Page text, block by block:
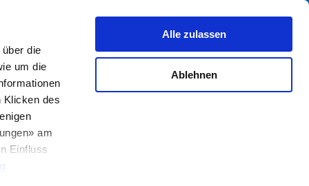
die
um die
Klicken des
am
Einfluss
Alle zulassen
Ablehnen
Kontakt
– C13-